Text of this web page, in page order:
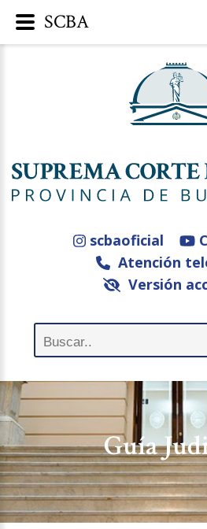
scbaoficial
Atención
Versión
Guía
SCBA